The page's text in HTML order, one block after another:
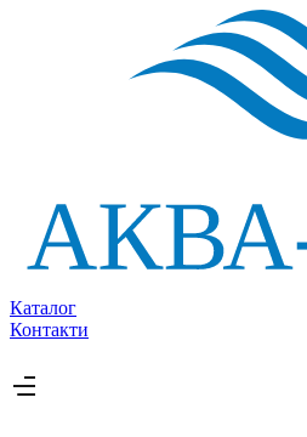
Каталог
Контакти